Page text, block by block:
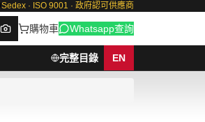
Sedex · ISO 9001 · 政府認可供應商
購物車 Whatsapp查詢
完整目錄 EN